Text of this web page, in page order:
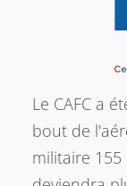
Le CAFC a
bout de
militaire